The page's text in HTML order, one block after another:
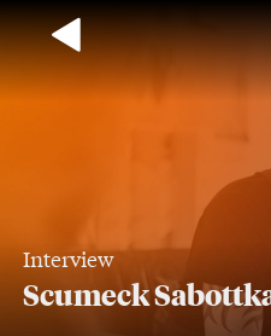
Interview
Scumeck